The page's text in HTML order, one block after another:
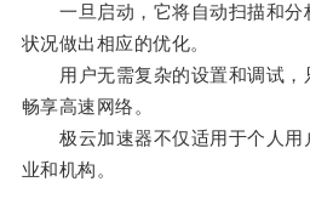
一旦启动，它将自动扫描和分
状况做出相应的优化。
用户无需复杂的设置和调试，
畅享高速网络。
极云加速器不仅适用于个人用
业和机构。